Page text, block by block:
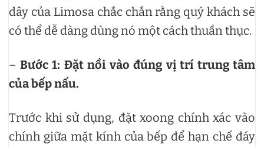
dây của Limosa chắc chắn rằng quý khách sẽ
có thể dễ dàng dùng nó một cách thuần thục.
– Bước 1: Đặt nồi vào đúng vị trí trung tâm
của bếp nấu.
Trước khi sử dụng, đặt xoong chính xác vào
chính giữa mặt kính của bếp để hạn chế đáy